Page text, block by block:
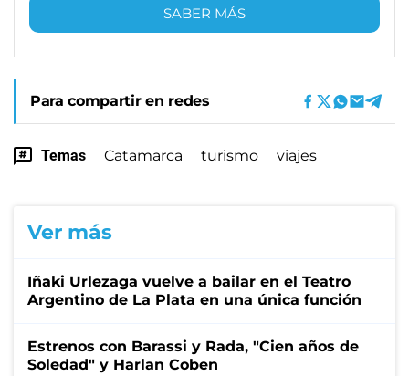
SABER MÁS
Para compartir en redes
Temas Catamarca turismo viajes
Ver más
Iñaki Urlezaga vuelve a bailar en el Teatro
Argentino de La Plata en una única función
Estrenos con Barassi y Rada, "Cien años de
Soledad" y Harlan Coben